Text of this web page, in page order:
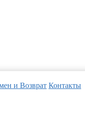
и Возврат Контакты